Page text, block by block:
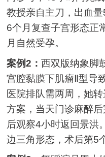
教授亲自主刀，出血
6个月复查子宫形态正
月自然受孕。
案例2：西双版纳象脚
宫腔黏膜下肌瘤Ⅱ型导
医院排队需两周，她
方案，当天门诊麻醉
后观察4小时返回景洪
边三角形态，术后第5